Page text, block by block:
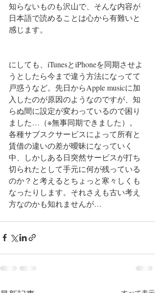
知らないものも沢山で、そんな内容が
日本語で読めることは心から有難いと
感じます。
にしても、iTunesとiPhoneを同期させよ
うとしたら今まで違う方法になってて
戸惑うなど。先日からApple musicに加
入したのが原因のようなのですが、知
らぬ間に設定が変わっているので困り
ました…（※無事同期できました）。
各種サブスクサービスによって所有と
賃借の違いの差が曖昧になっていく
中、しかしある日突然サービスが打ち
切られたとして手元に何が残っている
のか？と考えるとちょっと寒々しくも
なったりします。それさえも古い考え
方なのかも知れませんが…